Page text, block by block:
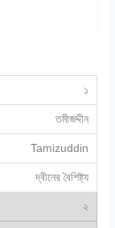
১
তমীজদ্দীন
Tamizuddin
দ্বীনের বৈশিষ্ট্য
২